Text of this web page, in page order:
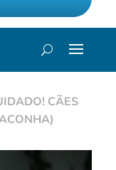
CÃES